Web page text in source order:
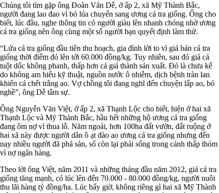
Chúng tôi tìm gặp ông Đoàn Văn Dễ, ở ấp 2, xã Mỹ Thành Bắc,
người đang lao đao vì bỏ lúa chuyển sang ương cá tra giống. Ông cho
biết, lúc đầu, nghe thông tin có người giàu lên nhanh chóng nhờ ương
cá tra giống nên ông cùng một số người bạn quyết định làm thử.
“Lứa cá tra giống đầu tiên thu hoạch, gia đình lời to vì giá bán cá tra
giống thời điểm đó lên tới 60.000 đồng/kg. Tuy nhiên, sau đó giá cá
tuột dốc không phanh, thấp hơn cả giá thành sản xuất. Đó là chưa kể
do không am hiểu kỹ thuật, nguồn nước ô nhiễm, dịch bệnh tràn lan
khiến cá chết trắng ao. Vợ chồng tôi đang nghĩ đến chuyện lấp ao, bỏ
nghề”, ông Dễ tâm sự.
Ông Nguyễn Văn Việt, ở ấp 2, xã Thạnh Lộc cho biết, hiện ở hai xã
Thạnh Lộc và Mỹ Thành Bắc, hầu hết những hộ ương cá tra giống
đang ôm nợ vì thua lỗ. Năm ngoái, hơn 100ha đất vườn, đất ruộng ở
hai xã này được người dân ồ ạt đào ao ương cá tra giống nhưng đến
nay nhiều người đã phá sản, số còn lại phải sống trong cảnh thấp thỏm
vì nợ ngân hàng.
Theo lời ông Việt, năm 2011 và những tháng đầu năm 2012, giá cá tra
giống tăng mạnh, có lúc lên đến 70.000 - 80.000 đồng/kg, người nuôi
thu lãi hàng tỷ đồng/ha. Lúc bấy giờ, không riêng gì hai xã Mỹ Thành